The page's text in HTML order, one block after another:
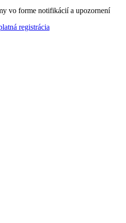
vo forme notifikácií a upozornení
registrácia